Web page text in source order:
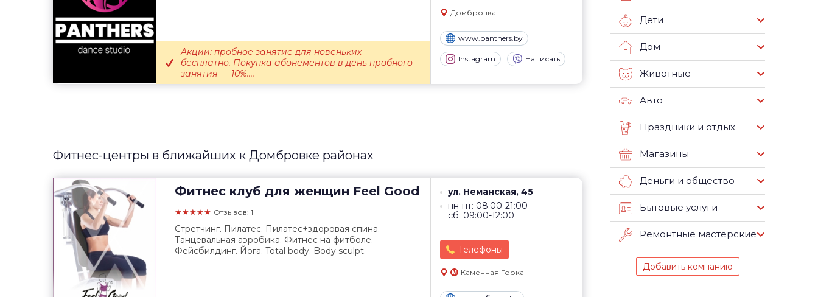
Домбровка
www.panthers.by
Instagram Написать
Акции: пробное занятие для новеньких —
бесплатно. Покупка абонементов в день пробного
занятия — 10%....
Фитнес-центры в ближайших к Домбровке районах
Фитнес клуб для женщин Feel Good
★★★★★ Отзывов: 1
ул. Неманская, 45
пн-пт: 08:00-21:00
сб: 09:00-12:00
Телефоны
Каменная Горка
Стретчинг. Пилатес. Пилатес+здоровая спина.
Танцевальная аэробика. Фитнес на фитболе.
Фейсбилдинг. Йога. Total body. Body sculpt.
Дети
Дом
Животные
Авто
Праздники и отдых
Магазины
Деньги и общество
Бытовые услуги
Ремонтные мастерские
Добавить компанию